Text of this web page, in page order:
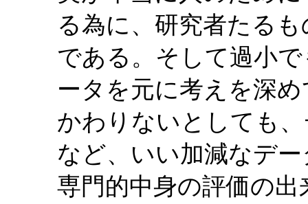
る為に、研究者たる
である。そして過小
ータを元に考えを深
かわりないとしても
など、いい加減なデ
専門的中身の評価の